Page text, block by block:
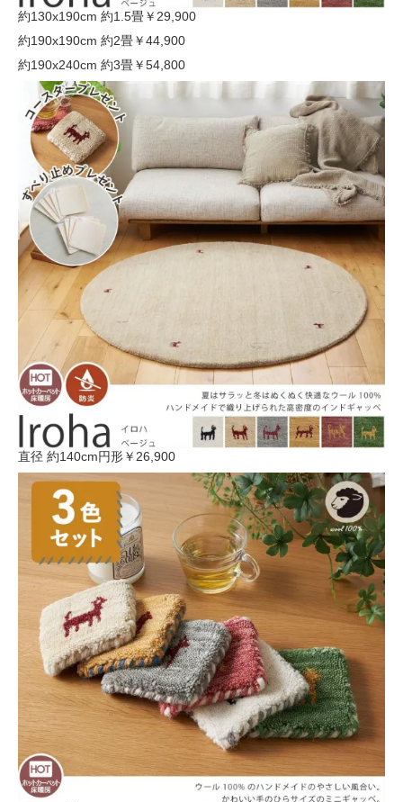
約130x190cm 約1.5畳￥29,900
約190x190cm 約2畳￥44,900
約190x240cm 約3畳￥54,800
直径 約140cm円形￥26,900